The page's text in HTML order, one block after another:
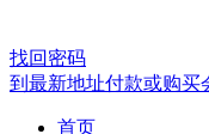
找回密码
到最新地址付款或购买
首页